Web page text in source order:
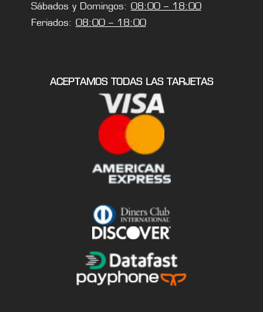
Sábados y Domingos: 08:00 – 18:00
Feriados: 08:00 – 18:00
ACEPTAMOS TODAS LAS TARJETAS